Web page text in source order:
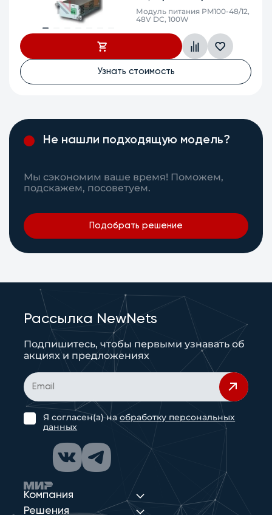
Модуль питания PM100-48/12,
48V DC, 100W
Узнать стоимость
Не нашли подходящую модель?
Мы сэкономим ваше время! Поможем,
подскажем, посоветуем.
Подобрать решение
Компания
Решения
Рассылка NewNets
Подпишитесь, чтобы первыми узнавать об
акциях и предложениях
Я согласен(а) наобработку персональных
данных